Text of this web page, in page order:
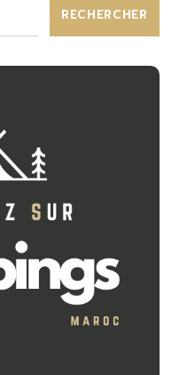
RECHERCHER